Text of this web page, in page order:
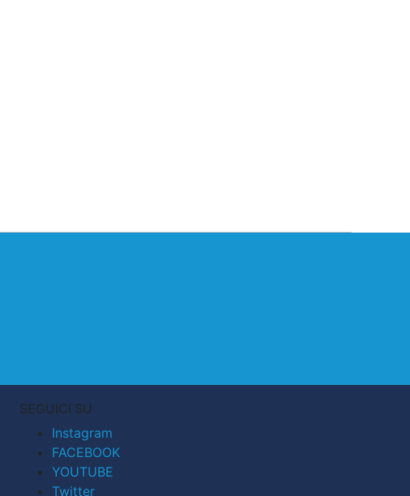
SEGUICI SU
Instagram
FACEBOOK
YOUTUBE
Twitter